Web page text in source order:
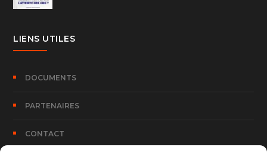
LIENS UTILES
DOCUMENTS
PARTENAIRES
CONTACT